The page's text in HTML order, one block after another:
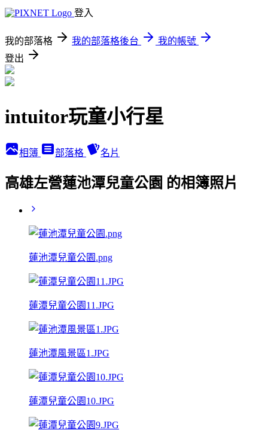
登入
我的部落格 我的部落格後台
我的帳號
登出
intuitor玩童小行星
相簿 部落格 名片
高雄左營蓮池潭兒童公園 的相簿照片
蓮池潭兒童公園.png
蓮潭兒童公園11.JPG
蓮池潭風景區1.JPG
蓮潭兒童公園10.JPG